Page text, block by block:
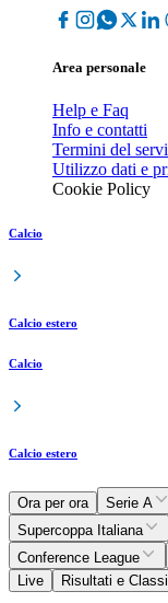
Area personale
Help e Faq
Info e contatti
Termini del
Utilizzo dati e
Cookie Policy
Calcio
Calcio estero
Calcio
Calcio estero
Ora per ora Serie A
Supercoppa Italiana
Conference League
Live
Risultati e